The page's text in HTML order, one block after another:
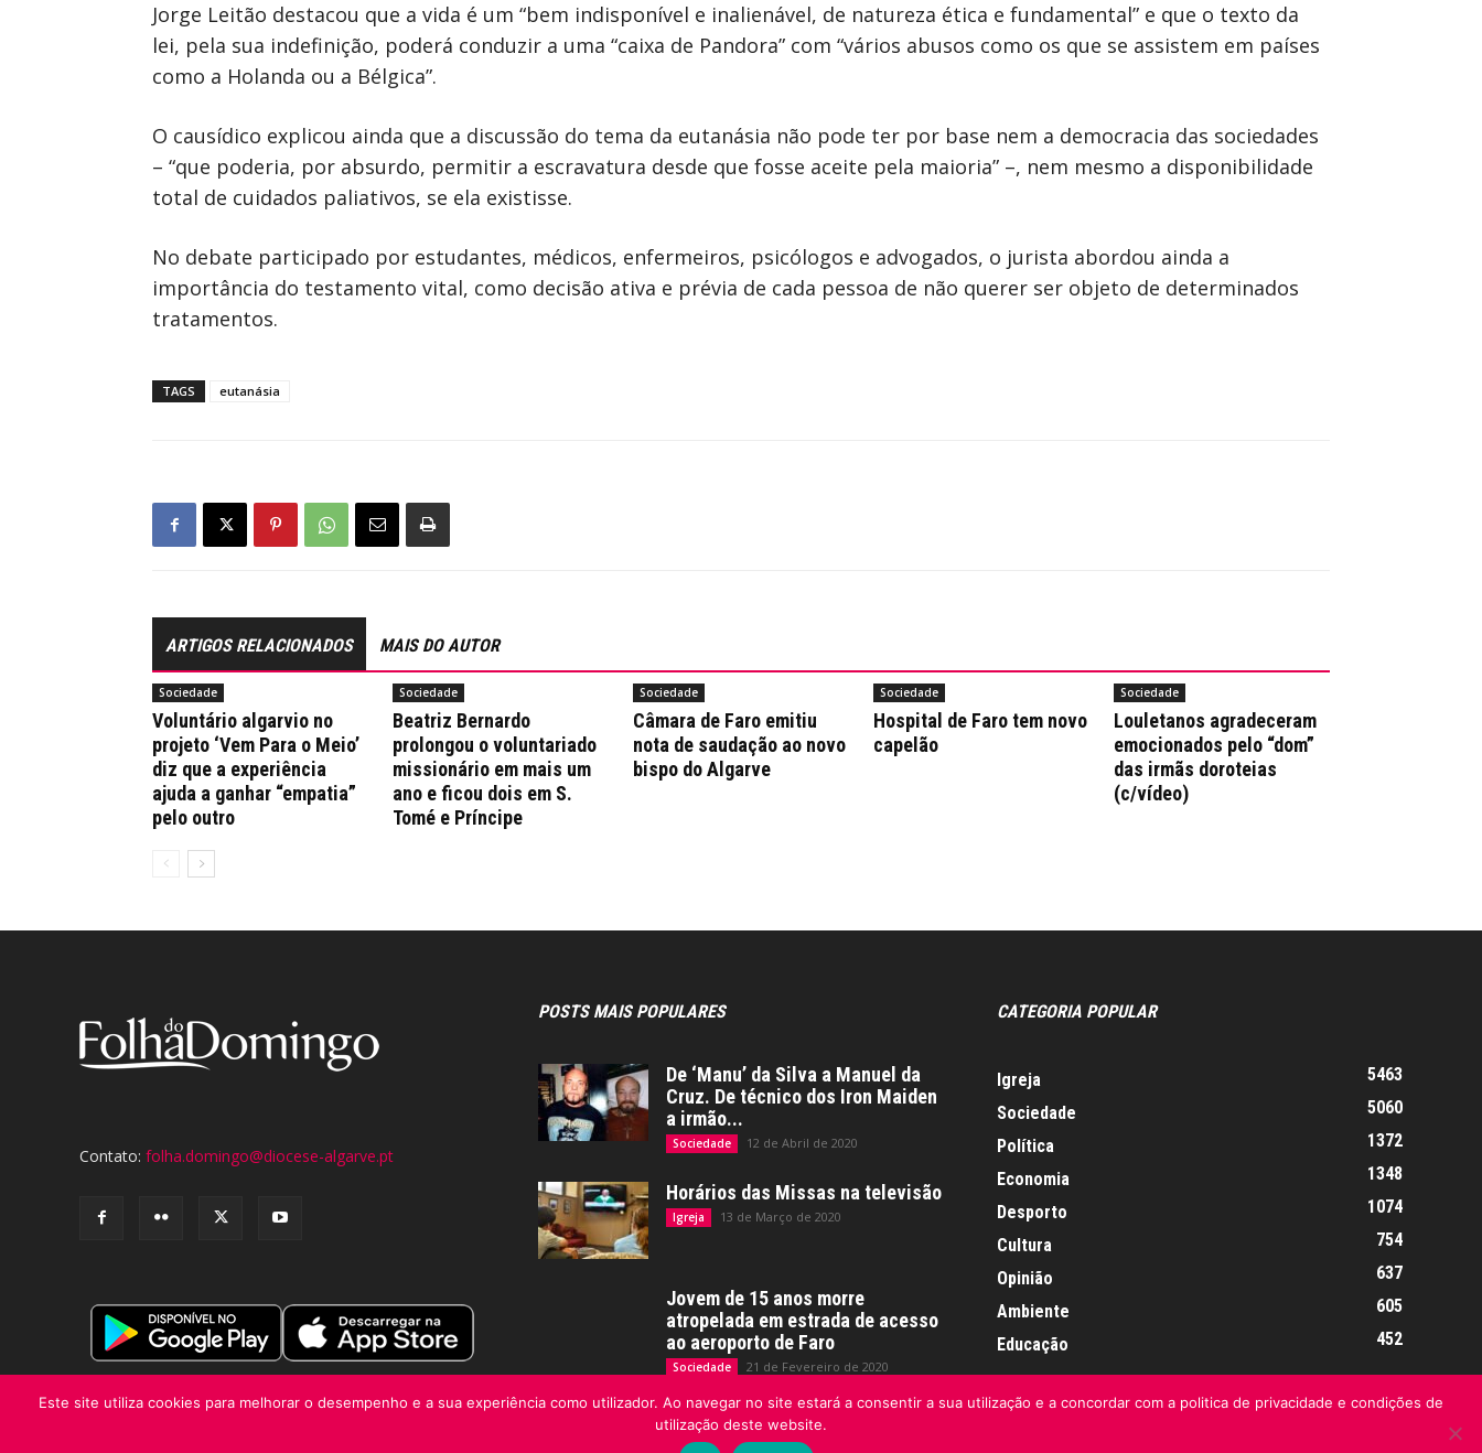
Jorge Leitão destacou que a vida é um “bem indisponível e inalienável, de natureza ética e fundamental” e que o texto da
lei, pela sua indefinição, poderá conduzir a uma “caixa de Pandora” com “vários abusos como os que se assistem em países
como a Holanda ou a Bélgica”.
O causídico explicou ainda que a discussão do tema da eutanásia não pode ter por base nem a democracia das sociedades
– “que poderia, por absurdo, permitir a escravatura desde que fosse aceite pela maioria” –, nem mesmo a disponibilidade
total de cuidados paliativos, se ela existisse.
No debate participado por estudantes, médicos, enfermeiros, psicólogos e advogados, o jurista abordou ainda a
importância do testamento vital, como decisão ativa e prévia de cada pessoa de não querer ser objeto de determinados
tratamentos.
TAGS eutanásia
ARTIGOS RELACIONADOS MAIS DO AUTOR
Sociedade
Voluntário algarvio no
projeto ‘Vem Para o Meio’
diz que a experiência
ajuda a ganhar “empatia”
pelo outro
Sociedade
Beatriz Bernardo
prolongou o voluntariado
missionário em mais um
ano e ficou dois em S.
Tomé e Príncipe
Sociedade
Câmara de Faro emitiu
nota de saudação ao novo
bispo do Algarve
Sociedade
Hospital de Faro tem novo
capelão
Sociedade
Louletanos agradeceram
emocionados pelo “dom”
das irmãs doroteias
(c/vídeo)
Contato: folha.domingo@diocese-algarve.pt
POSTS MAIS POPULARES
De ‘Manu’ da Silva a Manuel da
Cruz. De técnico dos Iron Maiden
a irmão...
Sociedade 12 de Abril de 2020
Horários das Missas na televisão
Igreja 13 de Março de 2020
Jovem de 15 anos morre
atropelada em estrada de acesso
ao aeroporto de Faro
Sociedade 21 de Fevereiro de 2020
CATEGORIA POPULAR
Igreja
5463
Sociedade
5060
Política
1372
Economia
1348
Desporto
1074
Cultura
754
Opinião
637
Ambiente
605
Educação
452
Este site utiliza cookies para melhorar o desempenho e a sua experiência como utilizador. Ao navegar no site estará a consentir a sua utilização e a concordar com a politica de privacidade e condições de
utilização deste website.